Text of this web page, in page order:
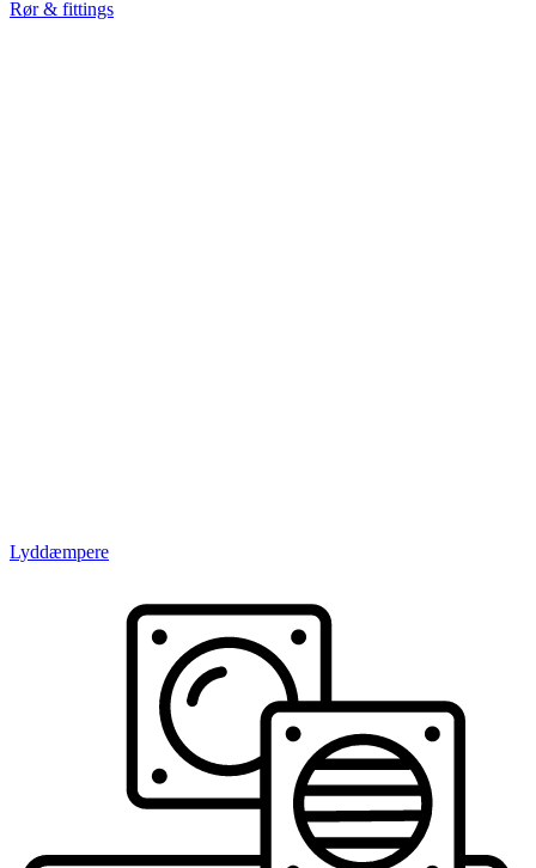
Rør & fittings
Lyddæmpere